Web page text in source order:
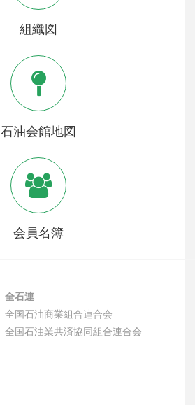
組織図
石油会館地図
会員名簿
全石連
全国石油商業組合連合会
全国石油業共済協同組合連合会